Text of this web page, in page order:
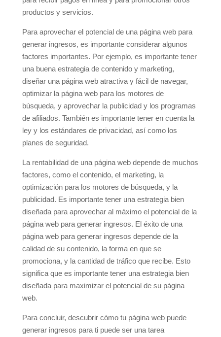
productos y servicios.
Para aprovechar el potencial de una página web para
generar ingresos, es importante considerar algunos
factores importantes. Por ejemplo, es importante tener
una buena estrategia de contenido y marketing,
diseñar una página web atractiva y fácil de navegar,
optimizar la página web para los motores de
búsqueda, y aprovechar la publicidad y los programas
de afiliados. También es importante tener en cuenta la
ley y los estándares de privacidad, así como los
planes de seguridad.
La rentabilidad de una página web depende de muchos
factores, como el contenido, el marketing, la
optimización para los motores de búsqueda, y la
publicidad. Es importante tener una estrategia bien
diseñada para aprovechar al máximo el potencial de la
página web para generar ingresos. El éxito de una
página web para generar ingresos depende de la
calidad de su contenido, la forma en que se
promociona, y la cantidad de tráfico que recibe. Esto
significa que es importante tener una estrategia bien
diseñada para maximizar el potencial de su página
web.
Para concluir, descubrir cómo tu página web puede
generar ingresos para ti puede ser una tarea